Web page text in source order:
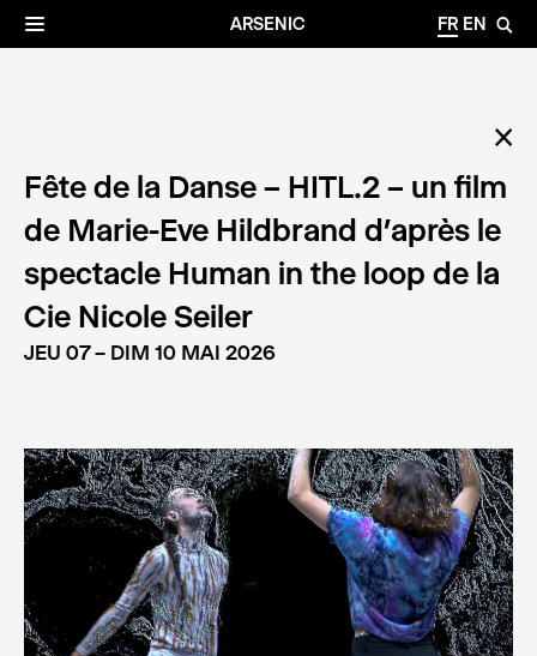
ARSENIC FR EN 🔎
☰
✕
Fête de la Danse – HITL.2 – un film
de Marie-Eve Hildbrand d’après le
spectacle Human in the loop de la
Cie Nicole Seiler
JEU 07 – DIM 10 MAI 2026